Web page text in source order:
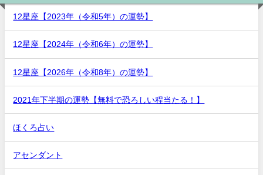
12星座【2023年（令和5年）の運勢】
12星座【2024年（令和6年）の運勢】
12星座【2026年（令和8年）の運勢】
2021年下半期の運勢【無料で恐ろしい程当たる！】
ほくろ占い
アセンダント